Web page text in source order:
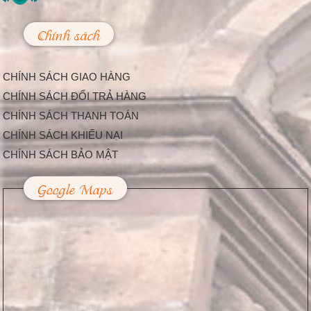
mặc dù đã xuống
cấp, nhưng đền Linh
Kiếm ở...
Làm Thế Nào Để
Trang Trí Sự Kiện,
Lễ Hội Bắt Mắt Và
Độc Đáo
Hiện nay, càng ngày
càng có nhiều công ty
tổ chức sự kiện được...
Trang Trí Lễ Hội –
Nhu Cầu Tất Yếu
Trong Cuộc Sống
Hiện Nay
Dịp lễ hội là thời điểm
mà hầu hết người dân
thường chi tiêu...
Chính sách
CHÍNH SÁCH GIAO HÀNG
CHÍNH SÁCH ĐỔI TRẢ HÀNG
CHÍNH SÁCH THANH TOÁN
CHÍNH SÁCH KHIẾU NẠI
CHÍNH SÁCH BẢO MẬT
Google Maps